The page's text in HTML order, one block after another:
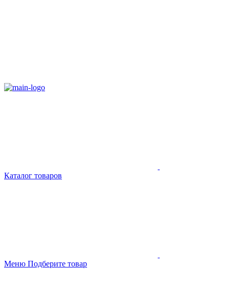
Каталог товаров
Меню Подберите товар